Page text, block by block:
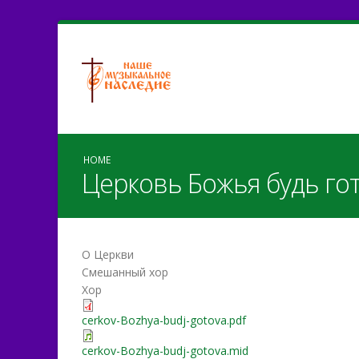
HOME
Церковь Божья будь
О Церкви
Смешанный хор
Хор
cerkov-Bozhya-budj-gotova.pdf
cerkov-Bozhya-budj-gotova.mid